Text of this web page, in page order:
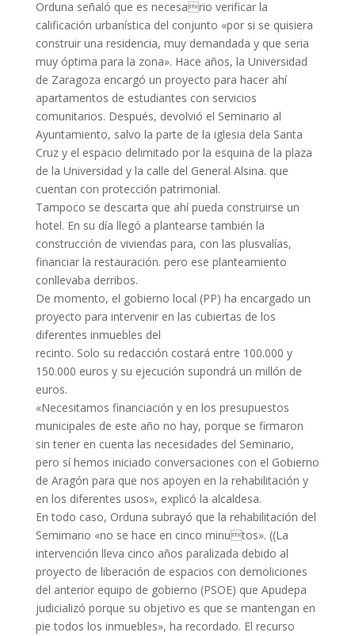
Orduna señaló que es necesario verificar la
calificación urbanística del conjunto «por si se quisiera
construir una residencia, muy demandada y que seria
muy óptima para la zona». Hace años, la Universidad
de Zaragoza encargó un proyecto para hacer ahí
apartamentos de estudiantes con servicios
comunitarios. Después, devolvió el Seminario al
Ayuntamiento, salvo la parte de la iglesia dela Santa
Cruz y el espacio delimitado por la esquina de la plaza
de la Universidad y la calle del General Alsina. que
cuentan con protección patrimonial.
Tampoco se descarta que ahí pueda construirse un
hotel. En su día llegó a plantearse también la
construcción de viviendas para, con las plusvalías,
financiar la restauración. pero ese planteamiento
conllevaba derribos.
De momento, el gobierno local (PP) ha encargado un
proyecto para intervenir en las cubiertas de los
diferentes inmuebles del
recinto. Solo su redacción costará entre 100.000 y
150.000 euros y su ejecución supondrá un millón de
euros.
«Necesitamos financiación y en los presupuestos
municipales de este año no hay, porque se firmaron
sin tener en cuenta las necesidades del Seminario,
pero sí hemos iniciado conversaciones con el Gobierno
de Aragón para que nos apoyen en la rehabilitación y
en los diferentes usos», explicó la alcaldesa.
En todo caso, Orduna subrayó que la rehabilitación del
Semimario «no se hace en cinco minutos». ((La
intervención lleva cinco años paralizada debido al
proyecto de liberación de espacios con demoliciones
del anterior equipo de gobierno (PSOE) que Apudepa
judicializó porque su objetivo es que se mantengan en
pie todos los inmuebles», ha recordado. El recurso